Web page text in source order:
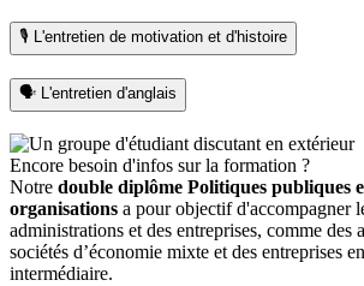
🎙️ L'entretien de motivation et d'histoire
🗣️ L'entretien d'anglais
Encore besoin d'infos sur la formation ?
Notre double diplôme Politiques publiques
organisations a pour objectif d'accompagner
administrations et des entreprises, comme des
sociétés d’économie mixte et des entreprises
intermédiaire.